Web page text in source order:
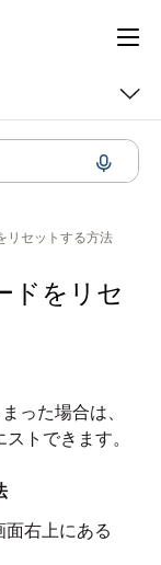
リセットする方法
ドをリセ
った場合は、
トできます。
右上にある